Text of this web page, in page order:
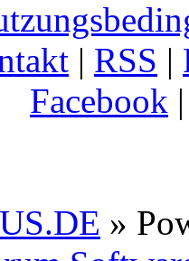
| RSS |
Facebook
»